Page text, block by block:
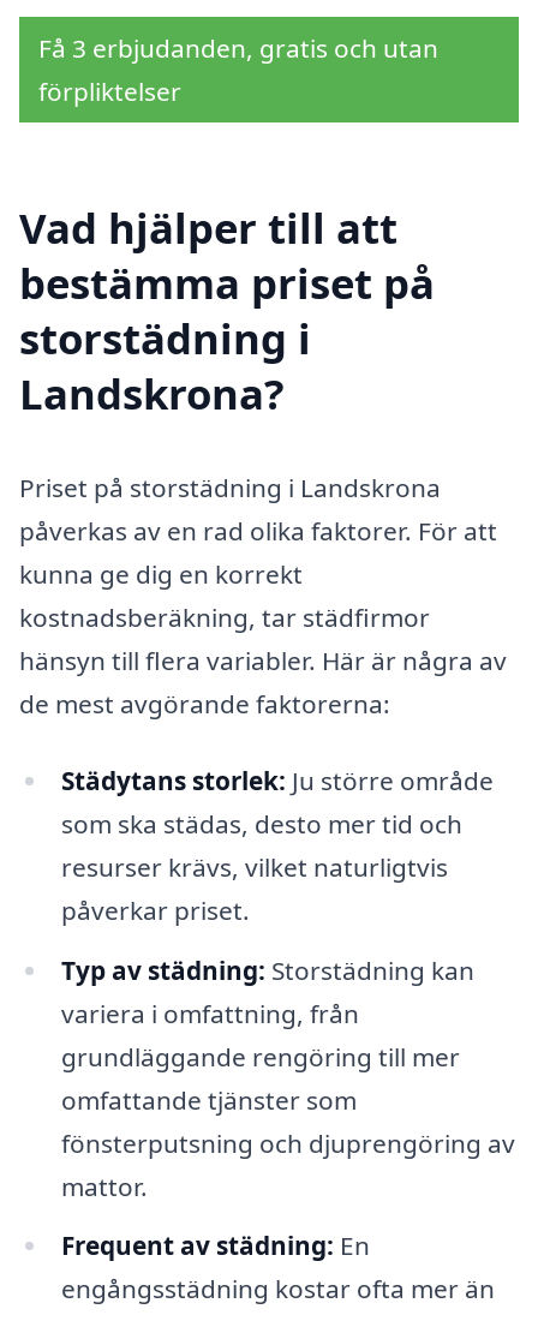
Få 3 erbjudanden, gratis och utan
förpliktelser
Vad hjälper till att
bestämma priset på
storstädning i
Landskrona?
Priset på storstädning i Landskrona
påverkas av en rad olika faktorer. För att
kunna ge dig en korrekt
kostnadsberäkning, tar städfirmor
hänsyn till flera variabler. Här är några av
de mest avgörande faktorerna:
Städytans storlek: Ju större område
som ska städas, desto mer tid och
resurser krävs, vilket naturligtvis
påverkar priset.
Typ av städning: Storstädning kan
variera i omfattning, från
grundläggande rengöring till mer
omfattande tjänster som
fönsterputsning och djuprengöring av
mattor.
Frequent av städning: En
engångsstädning kostar ofta mer än